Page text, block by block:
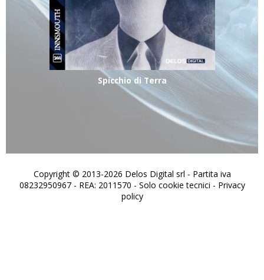
Spicchio di Terra
Copyright © 2013-2026 Delos Digital srl - Partita iva
08232950967 - REA: 2011570 - Solo cookie tecnici - Privacy
policy